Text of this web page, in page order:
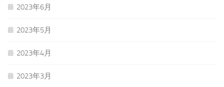
2023年6月
2023年5月
2023年4月
2023年3月